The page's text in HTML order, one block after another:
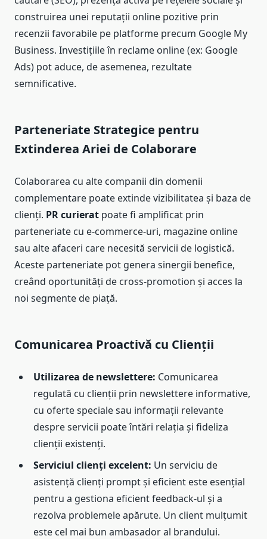
construirea unei reputații online pozitive prin
recenzii favorabile pe platforme precum Google My
Business. Investițiile în reclame online (ex: Google
Ads) pot aduce, de asemenea, rezultate
semnificative.
Parteneriate Strategice pentru
Extinderea Ariei de Colaborare
Colaborarea cu alte companii din domenii
complementare poate extinde vizibilitatea și baza de
clienți. PR curierat poate fi amplificat prin
parteneriate cu e-commerce-uri, magazine online
sau alte afaceri care necesită servicii de logistică.
Aceste parteneriate pot genera sinergii benefice,
creând oportunități de cross-promotion și acces la
noi segmente de piață.
Comunicarea Proactivă cu Clienții
Utilizarea de newslettere: Comunicarea
regulată cu clienții prin newslettere informative,
cu oferte speciale sau informații relevante
despre servicii poate întări relația și fideliza
clienții existenți.
Serviciul clienți excelent: Un serviciu de
asistență clienți prompt și eficient este esențial
pentru a gestiona eficient feedback-ul și a
rezolva problemele apărute. Un client mulțumit
este cel mai bun ambasador al brandului.